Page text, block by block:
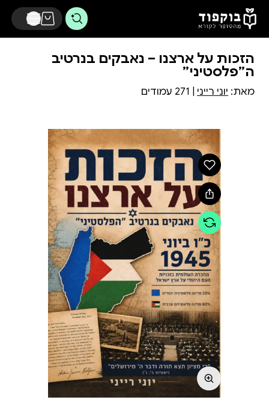
דלג לתוכן הראשי
הזכות על ארצנו – נאבקים בנרטיב
ה״פלסטיני״
מאת: יוני רייני